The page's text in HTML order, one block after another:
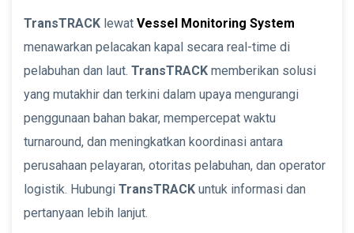
TransTRACK lewat Vessel Monitoring System
menawarkan pelacakan kapal secara real-time di
pelabuhan dan laut. TransTRACK memberikan solusi
yang mutakhir dan terkini dalam upaya mengurangi
penggunaan bahan bakar, mempercepat waktu
turnaround, dan meningkatkan koordinasi antara
perusahaan pelayaran, otoritas pelabuhan, dan operator
logistik. Hubungi TransTRACK untuk informasi dan
pertanyaan lebih lanjut.